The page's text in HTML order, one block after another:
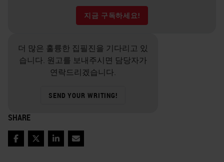
지금 구독하세요!
더 많은 훌륭한 집필진을 기다리고 있
습니다. 원고를 보내주시면 담당자가
연락드리겠습니다.
SEND YOUR WRITING!
SHARE
Facebook
TwitterLinkedIn
Email